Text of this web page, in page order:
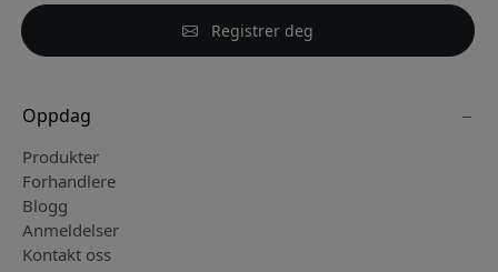
Registrer deg
Oppdag
Produkter
Forhandlere
Blogg
Anmeldelser
Kontakt oss